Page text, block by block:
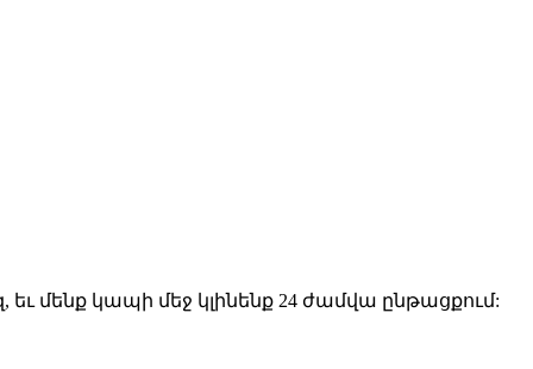
մենք կապի մեջ կլինենք 24 ժամվա ընթացքում: